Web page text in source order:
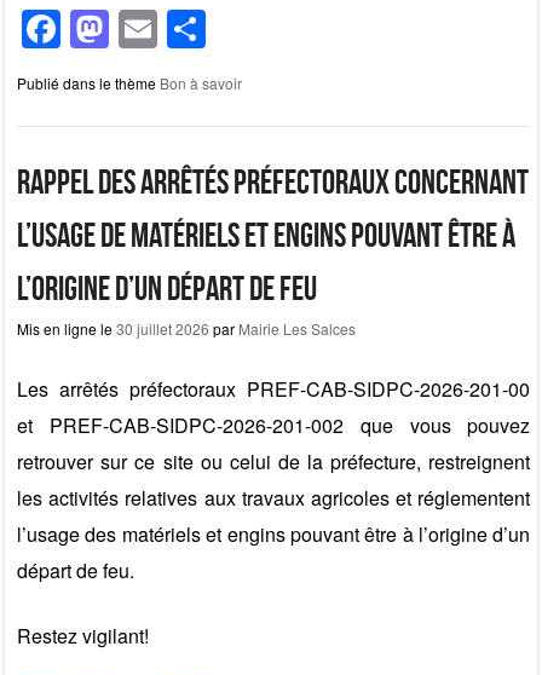
F
a
c
e
b
o
o
k
M
a
st
o
d
o
n
E
m
ail
ar
ta
g
er
Publié dans le thème Bon à savoir
Rappel des arrêtés préfectoraux concernant
l’usage de matériels et engins pouvant être à
l’origine d’un départ de feu
Mis en ligne le30 juillet 2026 par Mairie Les Salces
Les arrêtés préfectoraux PREF-CAB-SIDPC-2026-201-00
et PREF-CAB-SIDPC-2026-201-002 que vous pouvez
retrouver sur ce site ou celui de la préfecture, restreignent
les activités relatives aux travaux agricoles et réglementent
l’usage des matériels et engins pouvant être à l’origine d’un
départ de feu.
Restez vigilant!